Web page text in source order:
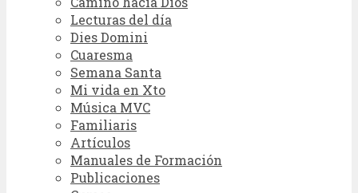
Lecturas del día
Dies Domini
Cuaresma
Semana Santa
Mi vida en Xto
Música MVC
Familiaris
Artículos
Manuales de Formación
Publicaciones